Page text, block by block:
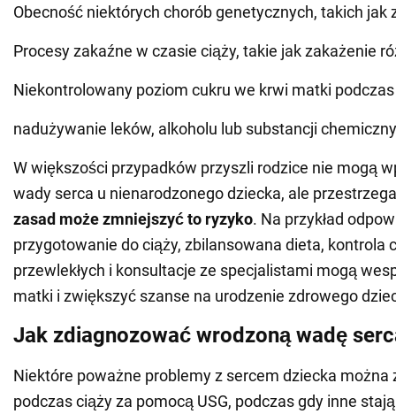
Obecność niektórych chorób genetycznych, takich jak
Procesy zakaźne w czasie ciąży, takie jak zakażenie
Niekontrolowany poziom cukru we krwi matki
nadużywanie leków, alkoholu lub substancji
W większości przypadków przyszli rodzice nie mogą
wady serca u nienarodzonego dziecka, ale
zasad może zmniejszyć to ryzyko. Na przykład
przygotowanie do ciąży, zbilansowana dieta, kontrola
przewlekłych i konsultacje ze specjalistami mogą
matki i zwiększyć szanse na urodzenie zdrowego
Jak zdiagnozować wrodzoną wadę
Niektóre poważne problemy z sercem dziecka można
podczas ciąży za pomocą USG, podczas gdy inne